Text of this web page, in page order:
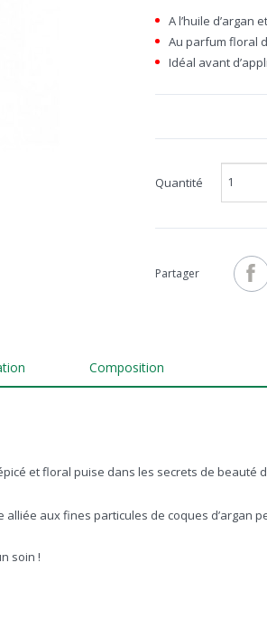
A l’huile d’argan
Au parfum floral
Idéal avant
Quantité
Partager
Composition
et floral puise dans les secrets de beauté
aux fines particules de coques d’argan
soin !